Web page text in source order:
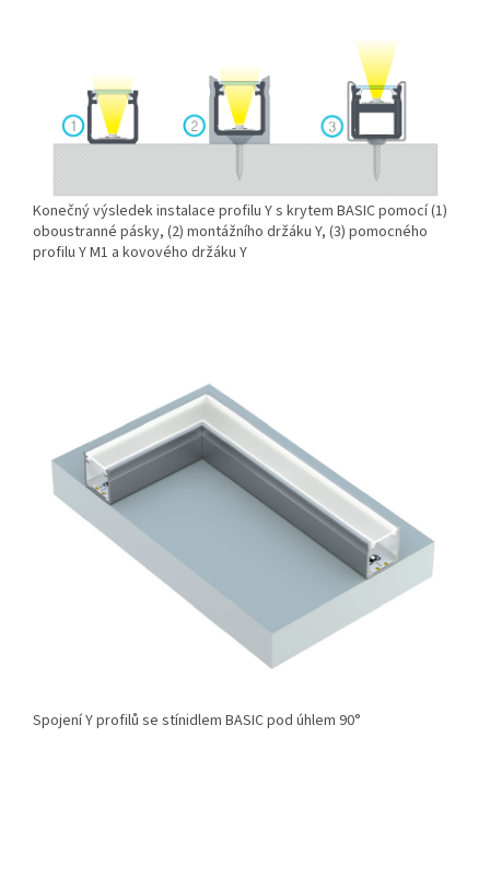
Konečný výsledek instalace profilu Y s krytem BASIC pomocí (1)
oboustranné pásky, (2) montážního držáku Y, (3) pomocného
profilu Y M1 a kovového držáku Y
Spojení Y profilů se stínidlem BASIC pod úhlem 90°